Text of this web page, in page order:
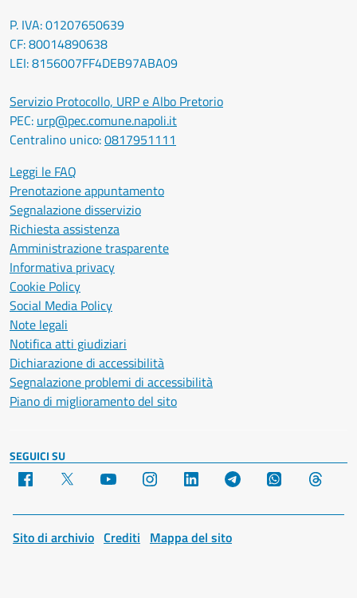
P. IVA: 01207650639
CF: 80014890638
LEI: 8156007FF4DEB97ABA09
Servizio Protocollo, URP e Albo Pretorio
PEC: urp@pec.comune.napoli.it
Centralino unico:0817951111
Leggi le FAQ
Prenotazione appuntamento
Segnalazione disservizio
Richiesta assistenza
Amministrazione trasparente
Informativa privacy
Cookie Policy
Social Media Policy
Note legali
Notifica atti giudiziari
Dichiarazione di accessibilità
Segnalazione problemi di accessibilità
Piano di miglioramento del sito
SEGUICI SU
Facebook YouTube Instagram LinkedIn Telegram WhatsApp
Sito di archivio Crediti Mappa del sito